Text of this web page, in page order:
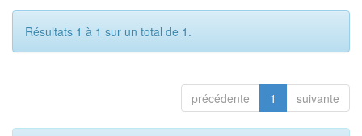
Résultats 1 à 1 sur un total de 1.
précédente 1 suivante